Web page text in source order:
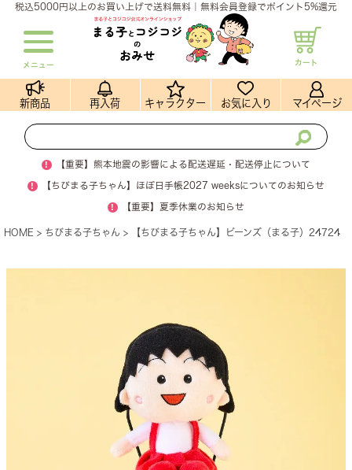
税込5000円以上のお買い上げで送料無料｜無料会員登録でポイント5%還元
メニュー カート
新商品 再入荷 キャラクター お気に入り マイページ
! 【重要】熊本地震の影響による配送遅延・配送停止について
! 【ちびまる子ちゃん】ほぼ日手帳2027 weeksについてのお知らせ
! 【重要】夏季休業のお知らせ
HOME ちびまる子ちゃん 【ちびまる子ちゃん】ビーンズ（まる子）24724